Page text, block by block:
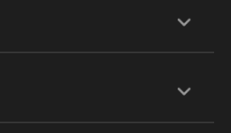
职业技能培训 兴趣培训